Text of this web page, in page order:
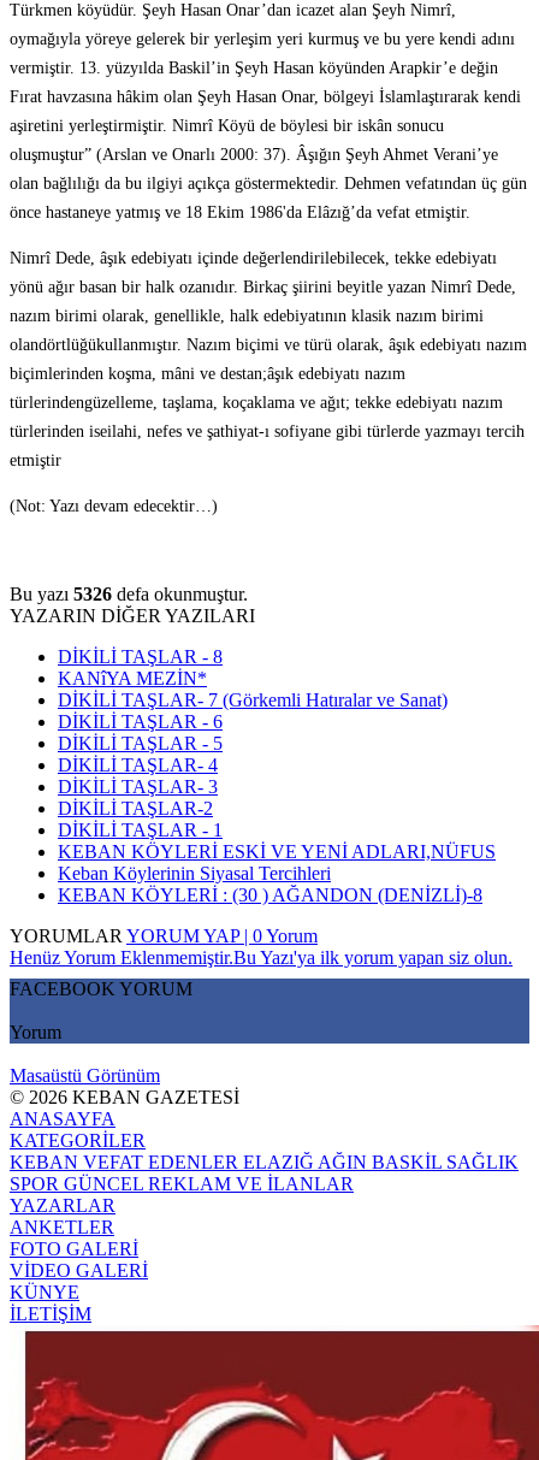
Türkmen köyüdür. Şeyh Hasan Onar’dan icazet alan Şeyh Nimrî,
oymağıyla yöreye gelerek bir yerleşim yeri kurmuş ve bu yere kendi adını
vermiştir. 13. yüzyılda Baskil’in Şeyh Hasan köyünden Arapkir’e değin
Fırat havzasına hâkim olan Şeyh Hasan Onar, bölgeyi İslamlaştırarak kendi
aşiretini yerleştirmiştir. Nimrî Köyü de böylesi bir iskân sonucu
oluşmuştur” (Arslan ve Onarlı 2000: 37). Âşığın Şeyh Ahmet Verani’ye
olan bağlılığı da bu ilgiyi açıkça göstermektedir. Dehmen vefatından üç gün
önce hastaneye yatmış ve 18 Ekim 1986'da Elâzığ’da vefat etmiştir.
Nimrî Dede, âşık edebiyatı içinde değerlendirilebilecek, tekke edebiyatı
yönü ağır basan bir halk ozanıdır. Birkaç şiirini beyitle yazan Nimrî Dede,
nazım birimi olarak, genellikle, halk edebiyatının klasik nazım birimi
olandörtlüğükullanmıştır. Nazım biçimi ve türü olarak, âşık edebiyatı nazım
biçimlerinden koşma, mâni ve destan;âşık edebiyatı nazım
türlerindengüzelleme, taşlama, koçaklama ve ağıt; tekke edebiyatı nazım
türlerinden iseilahi, nefes ve şathiyat-ı sofiyane gibi türlerde yazmayı tercih
etmiştir
(Not: Yazı devam edecektir…)
Bu yazı 5326 defa okunmuştur.
YAZARIN DİĞER YAZILARI
DİKİLİ TAŞLAR - 8
KANîYA MEZİN*
DİKİLİ TAŞLAR- 7 (Görkemli Hatıralar ve Sanat)
DİKİLİ TAŞLAR - 6
DİKİLİ TAŞLAR - 5
DİKİLİ TAŞLAR- 4
DİKİLİ TAŞLAR- 3
DİKİLİ TAŞLAR-2
DİKİLİ TAŞLAR - 1
KEBAN KÖYLERİ ESKİ VE YENİ ADLARI,NÜFUS
Keban Köylerinin Siyasal Tercihleri
KEBAN KÖYLERİ : (30 ) AĞANDON (DENİZLİ)-8
YORUMLAR YORUM YAP | 0 Yorum
Henüz Yorum Eklenmemiştir.Bu Yazı'ya ilk yorum yapan siz olun.
FACEBOOK YORUM
Yorum
Masaüstü Görünüm
© 2026 KEBAN GAZETESİ
ANASAYFA
KATEGORİLER
KEBAN VEFAT EDENLER ELAZIĞ AĞIN BASKİL SAĞLIK
SPOR GÜNCEL REKLAM VE İLANLAR
YAZARLAR
ANKETLER
FOTO GALERİ
VİDEO GALERİ
KÜNYE
İLETİŞİM